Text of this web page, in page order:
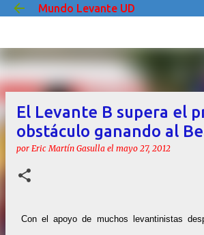
Ir al contenido
Mundo Levante UD
El Levante B supera el
obstáculo ganando al
por Eric Martín Gasulla el mayo 27, 2012
Con el apoyo de muchos levantinistas